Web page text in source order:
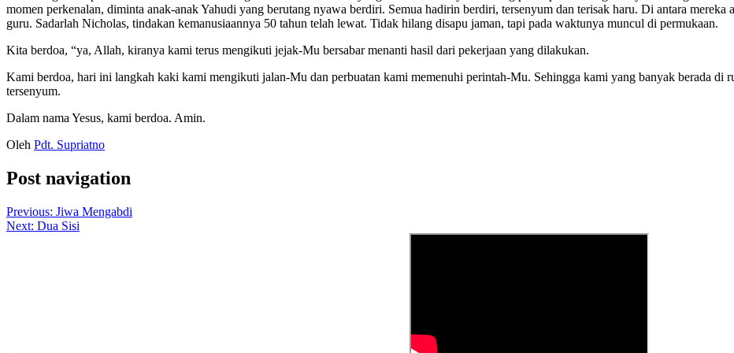
momen perkenalan, diminta anak-anak Yahudi yang berutang nyawa berdiri. Semua hadirin berdiri, tersenyum dan terisak haru. Di antara
guru. Sadarlah Nicholas, tindakan kemanusiaannya 50 tahun telah lewat. Tidak hilang disapu jaman, tapi pada waktunya muncul di permukaan.
Kita berdoa, “ya, Allah, kiranya kami terus mengikuti jejak-Mu bersabar menanti hasil dari pekerjaan yang dilakukan.
Kami berdoa, hari ini langkah kaki kami mengikuti jalan-Mu dan perbuatan kami memenuhi perintah-Mu. Sehingga kami yang banyak berada di
tersenyum.
Dalam nama Yesus, kami berdoa. Amin.
Oleh Pdt. Supriatno
Post navigation
Previous: Jiwa Mengabdi
Next: Dua Sisi